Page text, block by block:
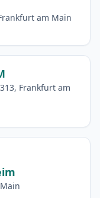
am Main
Frankfurt am